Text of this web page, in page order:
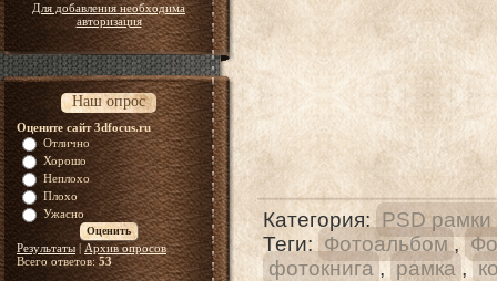
Для добавления необходима
авторизация
Наш опрос
Оцените сайт 3dfocus.ru
Отлично
Хорошо
Неплохо
Плохо
Ужасно
Результаты| Архив опросов
Всего ответов:53
Категория: PSD
Теги: Фотоальбом ,
фотокнига , рамка ,